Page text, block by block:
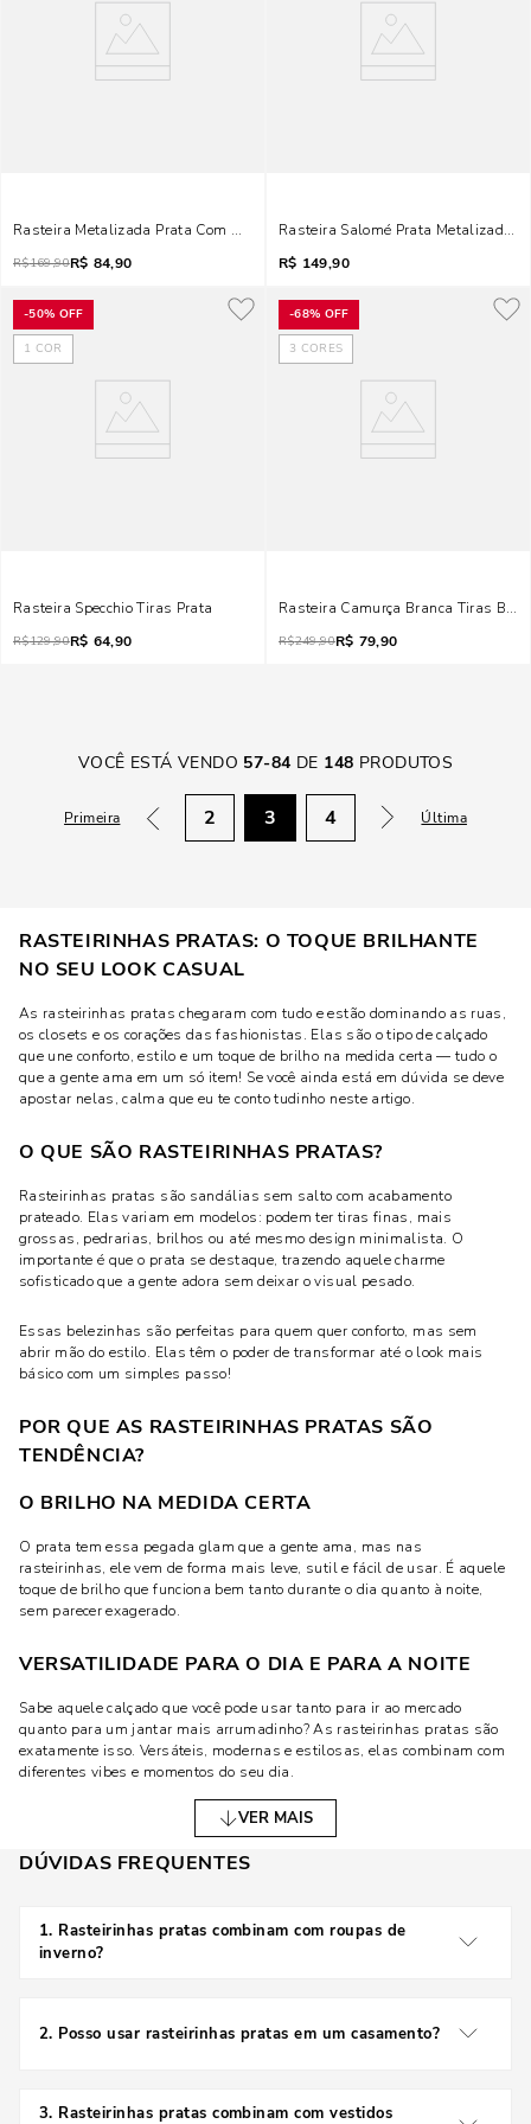
Rasteira Metalizada Prata Com Nécessaire
R$169,90R$ 84,90
Rasteira Salomé Prata Metalizado
R$ 149,90
-50% OFF
1 COR
Rasteira Specchio Tiras Prata
R$129,90R$ 64,90
-68% OFF
3 CORES
Rasteira Camurça Branca Tiras
R$249,90R$ 79,90
VOCÊ ESTÁ VENDO 57-84 DE 148 PRODUTOS
Primeira 2 3 4 Última
RASTEIRINHAS PRATAS: O TOQUE BRILHANTE
NO SEU LOOK CASUAL
As rasteirinhas pratas chegaram com tudo e estão dominando as ruas,
os closets e os corações das fashionistas. Elas são o tipo de calçado
que une conforto, estilo e um toque de brilho na medida certa — tudo o
que a gente ama em um só item! Se você ainda está em dúvida se deve
apostar nelas, calma que eu te conto tudinho neste artigo.
O QUE SÃO RASTEIRINHAS PRATAS?
Rasteirinhas pratas são sandálias sem salto com acabamento
prateado. Elas variam em modelos: podem ter tiras finas, mais
grossas, pedrarias, brilhos ou até mesmo design minimalista. O
importante é que o prata se destaque, trazendo aquele charme
sofisticado que a gente adora sem deixar o visual pesado.
Essas belezinhas são perfeitas para quem quer conforto, mas sem
abrir mão do estilo. Elas têm o poder de transformar até o look mais
básico com um simples passo!
POR QUE AS RASTEIRINHAS PRATAS SÃO
TENDÊNCIA?
O BRILHO NA MEDIDA CERTA
O prata tem essa pegada glam que a gente ama, mas nas
rasteirinhas, ele vem de forma mais leve, sutil e fácil de usar. É aquele
toque de brilho que funciona bem tanto durante o dia quanto à noite,
sem parecer exagerado.
VERSATILIDADE PARA O DIA E PARA A NOITE
Sabe aquele calçado que você pode usar tanto para ir ao mercado
quanto para um jantar mais arrumadinho? As rasteirinhas pratas são
exatamente isso. Versáteis, modernas e estilosas, elas combinam com
diferentes vibes e momentos do seu dia.
COMO COMBINAR RASTEIRINHAS PRATAS COM
DIFERENTES ESTILOS
Para um look bem relax, combine suas rasteirinhas pratas com short
VER MAIS
DÚVIDAS FREQUENTES
1. Rasteirinhas pratas combinam com roupas de
inverno?
2. Posso usar rasteirinhas pratas em um casamento?
informal ou ao ar livre. Prefira modelos mais delicados e
3. Rasteirinhas pratas combinam com vestidos